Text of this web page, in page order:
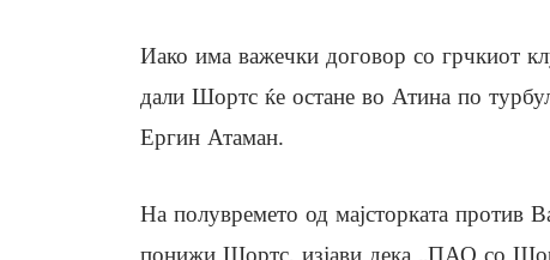
Иако има важечки договор со грчкиот
дали Шортс ќе остане во Атина по
Ергин Атаман.
На полувремето од мајсторката против
понижи Шортс, изјави дека „ПАО со